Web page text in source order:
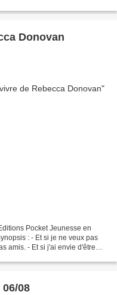
Donovan
Pocket Jeunesse en
: - Et si je ne veux pas
amis. - Et si j'ai envie d'être
08